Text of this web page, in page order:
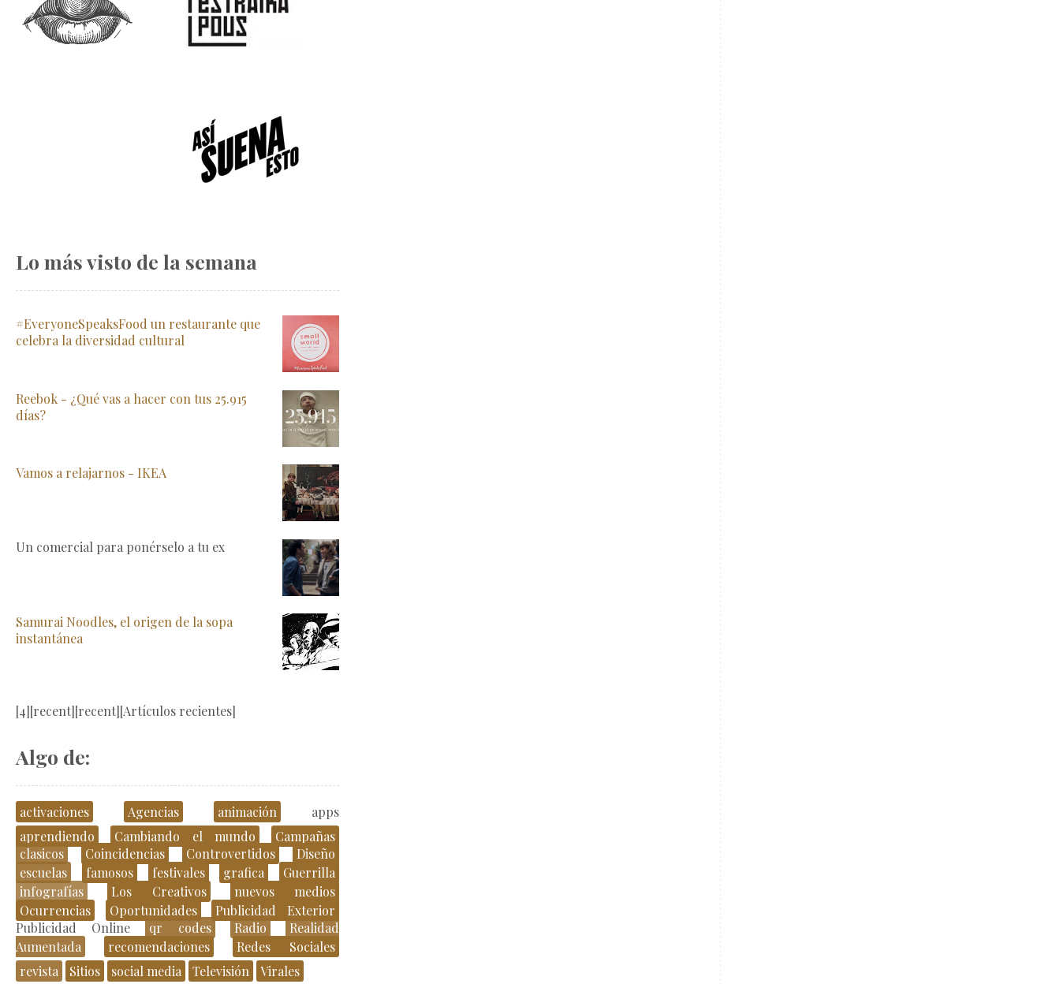
Lo más visto de la semana
#EveryoneSpeaksFood un restaurante que
celebra la diversidad cultural
Reebok - ¿Qué vas a hacer con tus 25.915
días?
Vamos a relajarnos - IKEA
Un comercial para ponérselo a tu ex
Samurai Noodles, el origen de la sopa
instantánea
[4][recent][recent][Artículos recientes]
Algo de:
activaciones Agencias animación
apps
aprendiendo
Cambiando el mundo
Campañas
clasicos
Coincidencias Controvertidos
Diseño
escuelas
famosos festivales grafica
Guerrilla
infografías
Los Creativos
nuevos medios
Ocurrencias
Oportunidades
Publicidad Exterior
Publicidad Online
qr codes Radio
Realidad
Aumentada
recomendaciones
Redes Sociales
revista
Sitios social media Televisión Virales